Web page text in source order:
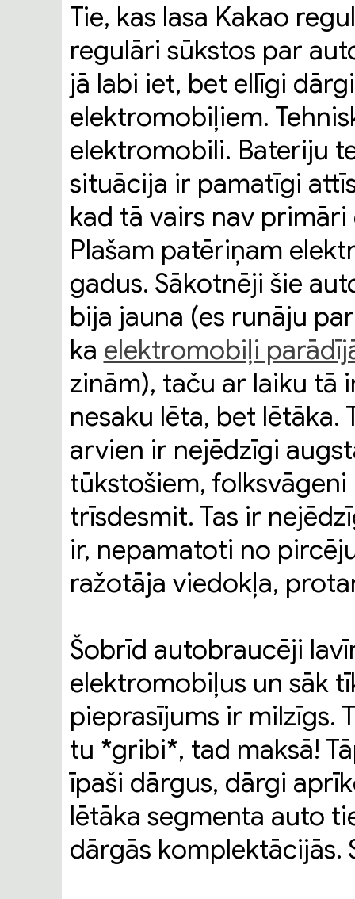
Tie, kas lasa Kakao
regulāri sūkstos par
jā labi iet, bet ellīgi
elektromobiļiem.
elektromobili. Bateriju
situācija ir pamatīgi
kad tā vairs nav
Plašam patēriņam
gadus. Sākotnēji šie
bija jauna (es runāju
ka elektromobiļi
zinām), taču ar laiku tā
nesaku lēta, bet lētāka.
arvien ir nejēdzīgi
tūkstošiem,
trīsdesmit. Tas ir
ir, nepamatoti no
ražotāja viedokļa,
Šobrīd autobraucēji
elektromobiļus un sāk
pieprasījums ir milzīgs.
tu *gribi*, tad maksā!
īpaši dārgus, dārgi
lētāka segmenta auto
dārgās komplektācijās.